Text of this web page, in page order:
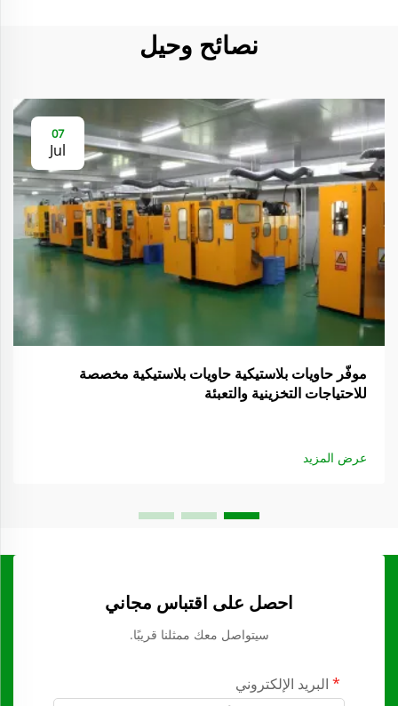
نصائح وحيل
07
Jul
موفّر حاويات بلاستيكية حاويات بلاستيكية مخصصة
للاحتياجات التخزينية والتعبئة
عرض المزيد
احصل على اقتباس مجاني
سيتواصل معك ممثلنا قريبًا.
البريد الإلكتروني